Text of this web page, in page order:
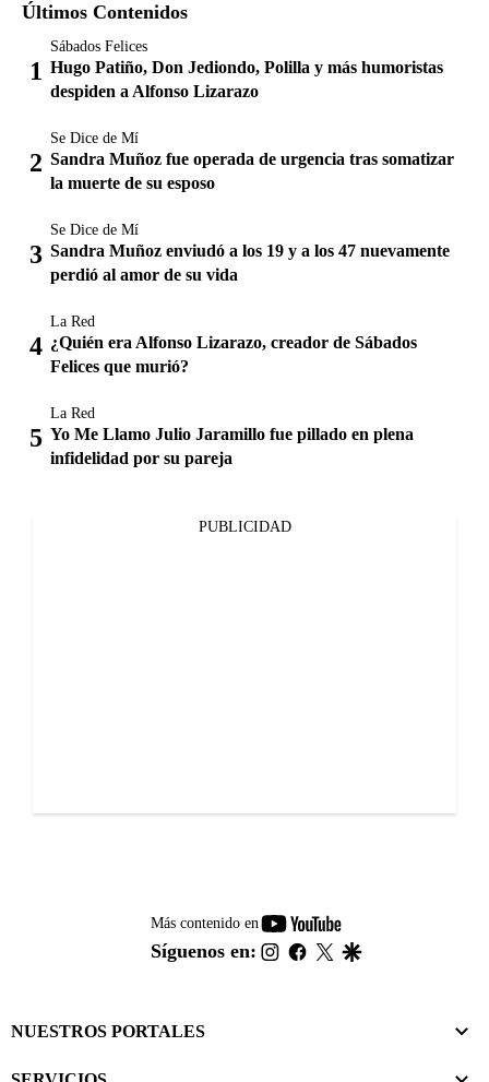
Últimos Contenidos
Sábados Felices
Hugo Patiño, Don Jediondo, Polilla y más humoristas
despiden a Alfonso Lizarazo
Se Dice de Mí
Sandra Muñoz fue operada de urgencia tras somatizar
la muerte de su esposo
Se Dice de Mí
Sandra Muñoz enviudó a los 19 y a los 47 nuevamente
perdió al amor de su vida
La Red
¿Quién era Alfonso Lizarazo, creador de Sábados
Felices que murió?
La Red
Yo Me Llamo Julio Jaramillo fue pillado en plena
infidelidad por su pareja
PUBLICIDAD
Más contenido en
youtube-
footer
Síguenos en: instagram
facebook
twitter
NUESTROS PORTALES